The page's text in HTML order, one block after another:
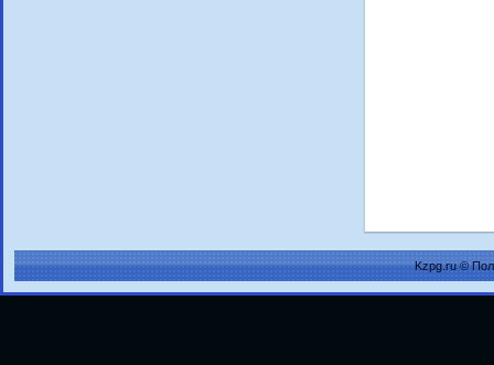
Kzpg.ru ©